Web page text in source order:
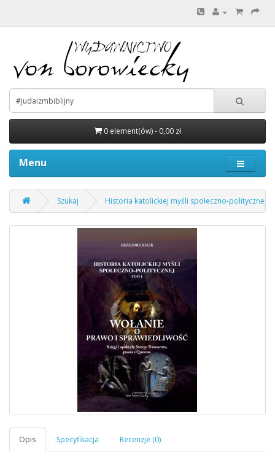
0 element(ów) - 0,00 zł
Menu
Szukaj Historia katolickiej myśli społeczno-politycznej,